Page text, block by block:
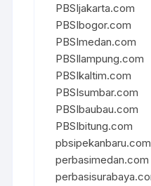
PBSIjakarta.com
PBSIbogor.com
PBSImedan.com
PBSIlampung.com
PBSIkaltim.com
PBSIsumbar.com
PBSIbaubau.com
PBSIbitung.com
pbsipekanbaru.com
perbasimedan.com